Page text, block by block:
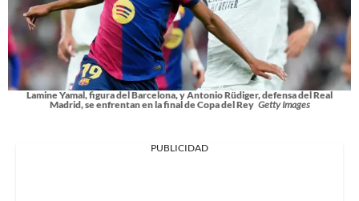
Lamine Yamal, figura del Barcelona, y Antonio Rüdiger, defensa del Real
Madrid, se enfrentan en la final de Copa del Rey Getty Images
PUBLICIDAD